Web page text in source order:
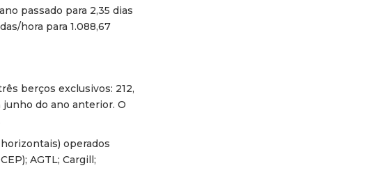
passado para 2,35 dias
hora para 1.088,67
berços exclusivos: 212,
junho do ano anterior. O
operados
AGTL; Cargill;